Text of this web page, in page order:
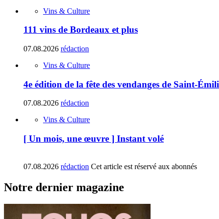
Vins & Culture
111 vins de Bordeaux et plus
07.08.2026 rédaction
Vins & Culture
4e édition de la fête des vendanges de Saint-
07.08.2026 rédaction
Vins & Culture
[ Un mois, une œuvre ] Instant volé
07.08.2026 rédaction Cet article est réservé aux abonnés
Notre dernier magazine